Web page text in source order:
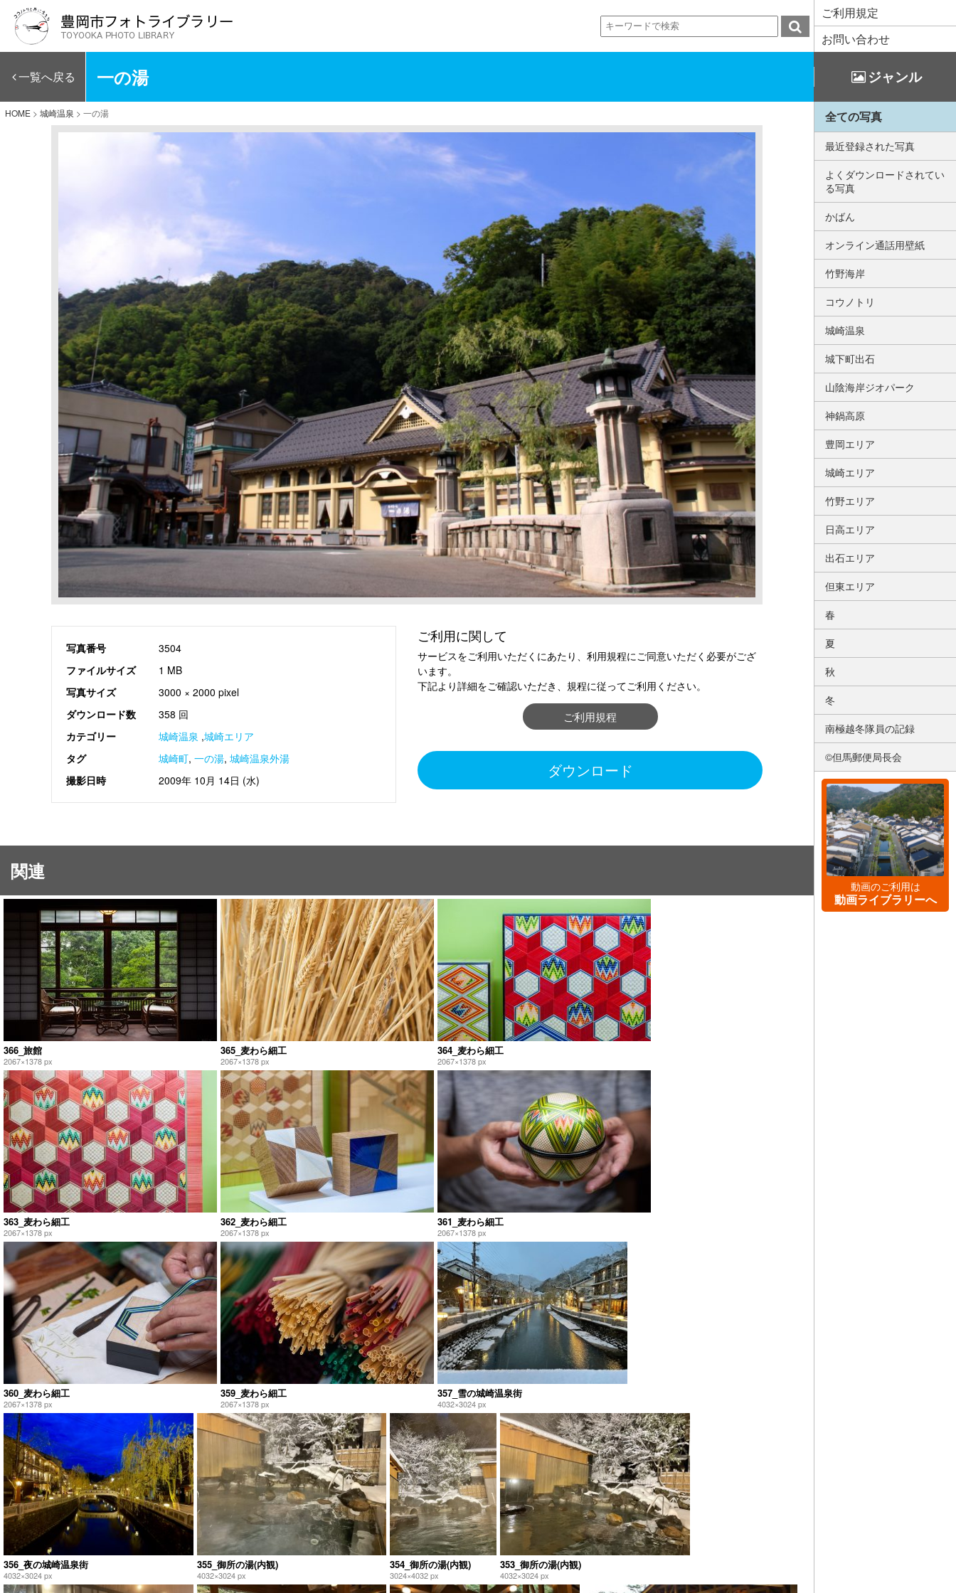
ご利用規定
お問い合わせ
一覧へ戻る 一の湯 ジャンル
HOME > 城崎温泉 > 一の湯
写真番号
3504
ファイルサイズ
1 MB
写真サイズ
3000 × 2000 pixel
ダウンロード数
358 回
カテゴリー
城崎温泉 ,城崎エリア
タグ
城崎町, 一の湯, 城崎温泉外湯
撮影日時
2009年 10月 14日 (水)
ご利用に関して
サービスをご利用いただくにあたり、利用規程にご同意いただく必要がござ
います。
下記より詳細をご確認いただき、規程に従ってご利用ください。
ご利用規程
ダウンロード
関連
366_旅館
2067×1378 px
365_麦わら細工
2067×1378 px
364_麦わら細工
2067×1378 px
363_麦わら細工
2067×1378 px
362_麦わら細工
2067×1378 px
361_麦わら細工
2067×1378 px
360_麦わら細工
2067×1378 px
359_麦わら細工
2067×1378 px
357_雪の城崎温泉街
4032×3024 px
356_夜の城崎温泉街
4032×3024 px
355_御所の湯(内観)
4032×3024 px
354_御所の湯(内観)
3024×4032 px
353_御所の湯(内観)
4032×3024 px
全ての写真
最近登録された写真
よくダウンロードされてい
る写真
かばん
オンライン通話用壁紙
竹野海岸
コウノトリ
城崎温泉
城下町出石
山陰海岸ジオパーク
神鍋高原
豊岡エリア
城崎エリア
竹野エリア
日高エリア
出石エリア
但東エリア
春
夏
秋
冬
南極越冬隊員の記録
©但馬郵便局長会
動画のご利用は
動画ライブラリーへ